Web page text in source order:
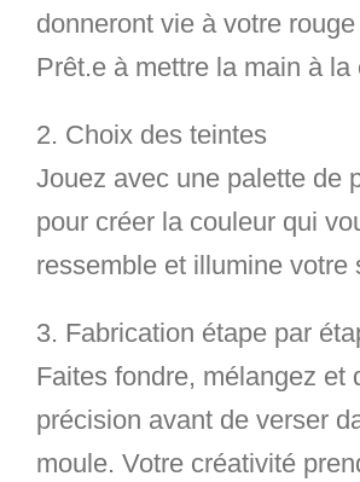
donneront vie à votre
Prêt.e à mettre la main à la
2. Choix des teintes
Jouez avec une palette de
pour créer la couleur qui
ressemble et illumine votre
3. Fabrication étape par
Faites fondre, mélangez et
précision avant de verser
moule. Votre créativité